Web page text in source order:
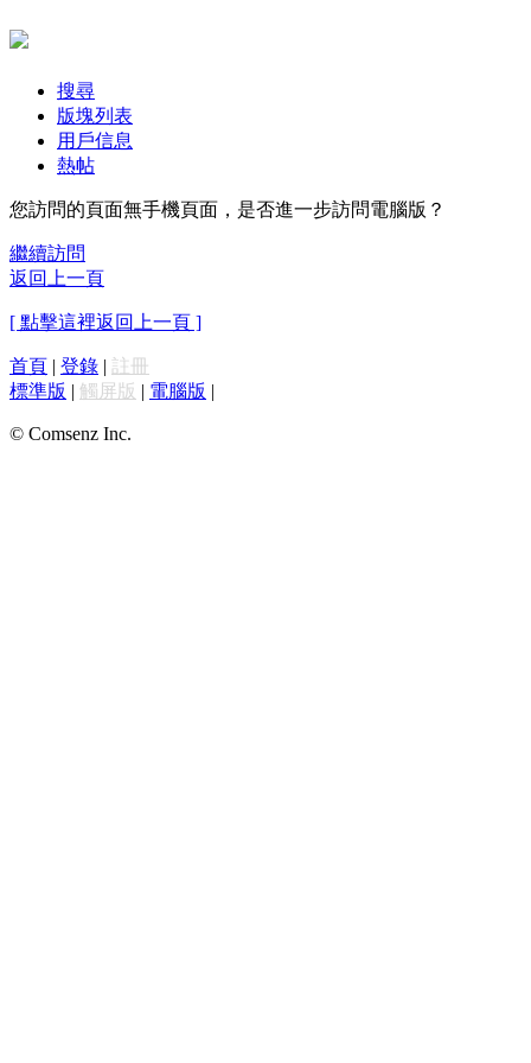
搜尋
版塊列表
用戶信息
熱帖
您訪問的頁面無手機頁面，是否進一步訪問電腦版？
繼續訪問
返回上一頁
[ 點擊這裡返回上一頁 ]
首頁 | 登錄 | 註冊
標準版 | 觸屏版 | 電腦版 |
© Comsenz Inc.